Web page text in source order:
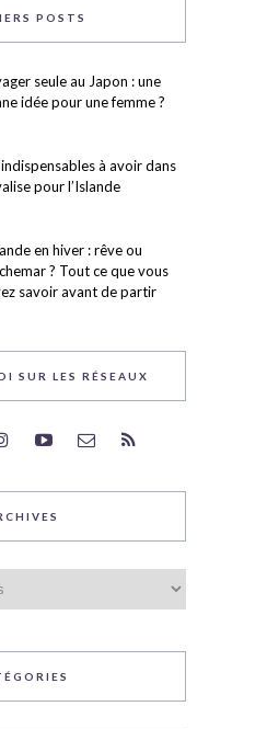
POSTS
seule au Japon : une
idée pour une femme ?
indispensables à avoir dans
pour l’Islande
en hiver : rêve ou
? Tout ce que vous
savoir avant de partir
SUR LES RÉSEAUX